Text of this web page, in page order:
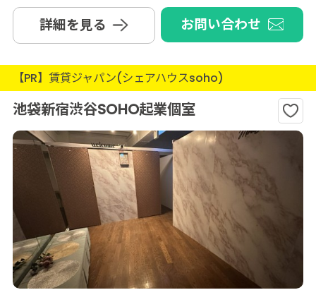
詳細を見る お問い合わせ
【PR】賃貸ジャパン(シェアハウスsoho)
池袋新宿渋谷SOHO起業個室